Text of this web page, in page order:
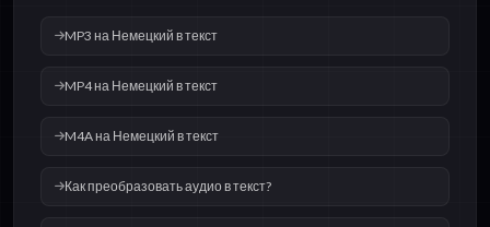
MP3 на Немецкий в текст
MP4 на Немецкий в текст
M4A на Немецкий в текст
Как преобразовать аудио в текст?